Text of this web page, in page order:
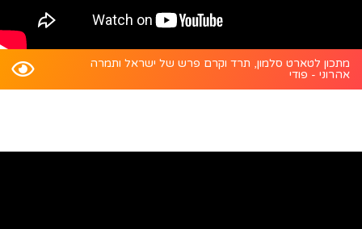
מתכון לטארט סלמון, תרד וקרם פרש של ישראל ותמרה
אהרוני - פודי